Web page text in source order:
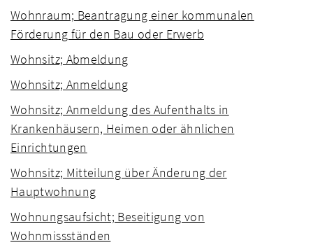
Wohnraum; Beantragung einer kommunalen
Förderung für den Bau oder Erwerb
Wohnsitz; Abmeldung
Wohnsitz; Anmeldung
Wohnsitz; Anmeldung des Aufenthalts in
Krankenhäusern, Heimen oder ähnlichen
Einrichtungen
Wohnsitz; Mitteilung über Änderung der
Hauptwohnung
Wohnungsaufsicht; Beseitigung von
Wohnmissständen